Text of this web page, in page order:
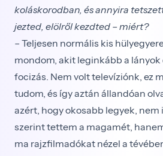
koláskorodban, és annyira
jezted, elölről kezdted – miért?
– Teljesen normális kis
mondom, akit leginkább a
focizás. Nem volt televíziónk, ez
tudom, és így aztán állandóan
azért, hogy okosabb legyek,
szerint tettem a magamét,
ma rajzfilmadókat nézel a